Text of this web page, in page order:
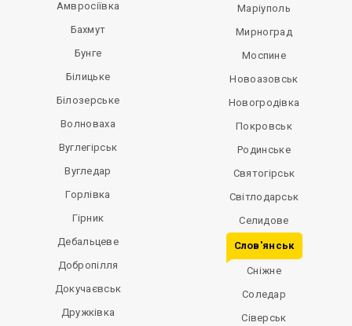
Амвросіївка
Бахмут
Бунге
Білицьке
Білозерське
Волноваха
Вуглегірськ
Вугледар
Горлівка
Гірник
Дебальцеве
Добропілля
Докучаєвськ
Дружківка
Маріуполь
Мирноград
Моспине
Новоазовськ
Новогродівка
Покровськ
Родинське
Святогірськ
Світлодарськ
Селидове
Слов'янськ
Сніжне
Соледар
Сіверськ